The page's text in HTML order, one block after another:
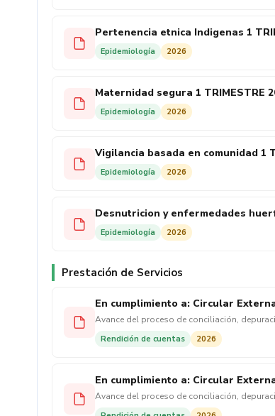
Pertenencia etnica Indigenas 1
Epidemiología 2026
Maternidad segura 1 TRIMESTRE
Epidemiología 2026
Vigilancia basada en comunidad 1
Epidemiología 2026
Desnutricion y enfermedades
Epidemiología 2026
Prestación de Servicios
En cumplimiento a: Circular Externa
Avance del proceso de conciliación,
trimestralmente. En cumplimiento a:
cuentas por pagar entre las Entidades
Rendición de cuentas 2026
En cumplimiento a: Circular Externa
Avance del proceso de conciliación,
trimestralmente. En cumplimiento a: